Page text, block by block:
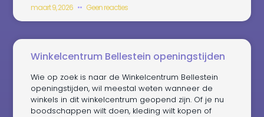
maart 9, 2026 Geen reacties
Winkelcentrum Bellestein openingstijden
Wie op zoek is naar de Winkelcentrum Bellestein
openingstijden, wil meestal weten wanneer de
winkels in dit winkelcentrum geopend zijn. Of je nu
boodschappen wilt doen, kleding wilt kopen of